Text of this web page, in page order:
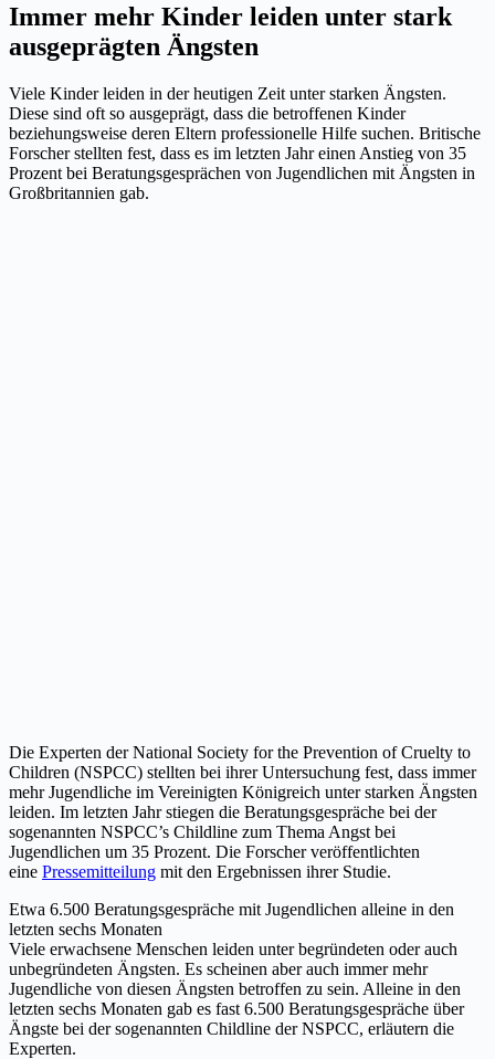
Immer mehr Kinder leiden unter stark
ausgeprägten Ängsten
Viele Kinder leiden in der heutigen Zeit unter starken Ängsten.
Diese sind oft so ausgeprägt, dass die betroffenen Kinder
beziehungsweise deren Eltern professionelle Hilfe suchen. Britische
Forscher stellten fest, dass es im letzten Jahr einen Anstieg von 35
Prozent bei Beratungsgesprächen von Jugendlichen mit Ängsten in
Großbritannien gab.
Die Experten der National Society for the Prevention of Cruelty to
Children (NSPCC) stellten bei ihrer Untersuchung fest, dass immer
mehr Jugendliche im Vereinigten Königreich unter starken Ängsten
leiden. Im letzten Jahr stiegen die Beratungsgespräche bei der
sogenannten NSPCC’s Childline zum Thema Angst bei
Jugendlichen um 35 Prozent. Die Forscher veröffentlichten
eine Pressemitteilung mit den Ergebnissen ihrer Studie.
Etwa 6.500 Beratungsgespräche mit Jugendlichen alleine in den
letzten sechs Monaten
Viele erwachsene Menschen leiden unter begründeten oder auch
unbegründeten Ängsten. Es scheinen aber auch immer mehr
Jugendliche von diesen Ängsten betroffen zu sein. Alleine in den
letzten sechs Monaten gab es fast 6.500 Beratungsgespräche über
Ängste bei der sogenannten Childline der NSPCC, erläutern die
Experten.